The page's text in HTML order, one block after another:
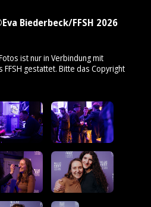
Biederbeck/FFSH 2026
ist nur in Verbindung mit
gestattet. Bitte das Copyright